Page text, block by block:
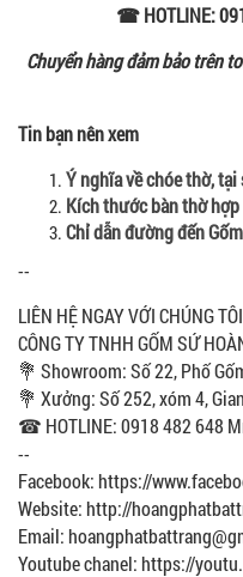
☎ HOTLINE:
Chuyển hàng đảm bảo trên
Tin bạn nên xem
Ý nghĩa về chóe thờ,
Kích thước bàn thờ
Chỉ dẫn đường đến
--
LIÊN HỆ NGAY VỚI CHÚNG TÔI
CÔNG TY TNHH GỐM SỨ
💐 Showroom: Số 22, Phố
💐 Xưởng: Số 252, xóm 4,
☎ HOTLINE: 0918 482 648
--
Facebook: https://
Website: http://
Email:
Youtube chanel: https://